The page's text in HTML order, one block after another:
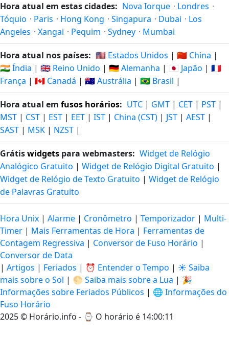
Hora atual em estas cidades: Nova Iorque · Londres ·
Tóquio · Paris · Hong Kong · Singapura · Dubai · Los
Angeles · Xangai · Pequim · Sydney · Mumbai
Hora atual nos países: 🇺🇸 Estados Unidos | 🇨🇳 China |
🇮🇳 Índia | 🇬🇧 Reino Unido | 🇩🇪 Alemanha | 🇯🇵 Japão | 🇫🇷
França | 🇨🇦 Canadá | 🇦🇺 Austrália | 🇧🇷 Brasil |
Hora atual em fusos horários: UTC | GMT | CET | PST |
MST | CST | EST | EET | IST | China (CST) | JST | AEST |
SAST | MSK | NZST |
Grátiswidgets para webmasters: Widget de Relógio
Analógico Gratuito | Widget de Relógio Digital Gratuito |
Widget de Relógio de Texto Gratuito | Widget de Relógio
de Palavras Gratuito
Hora Unix | Alarme | Cronômetro | Temporizador | Multi-
Timer | Mais Ferramentas de Hora | Ferramentas de
Contagem Regressiva | Conversor de Fuso Horário |
Conversor de Data
| Artigos | Feriados | ⏰ Entender o Tempo | ☀️ Saiba
mais sobre o Sol | 🌕 Saiba mais sobre a Lua | 🎉
Informações sobre Feriados Públicos | 🌐 Informações do
Fuso Horário
2025 © Horário.info - ⌚ O horário é 14:00:12